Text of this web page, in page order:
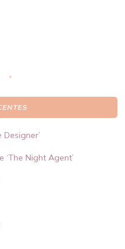
Night Agent’